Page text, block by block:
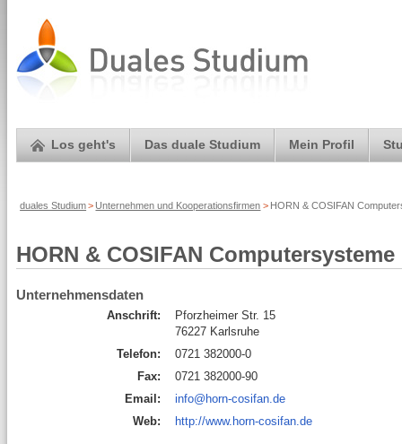
Los geht's Das duale Studium Mein Profil
duales Studium> Unternehmen und Kooperationsfirmen > HORN & COSIFAN
HORN & COSIFAN Computersysteme
Unternehmensdaten
Anschrift:
Pforzheimer Str. 15
76227 Karlsruhe
Telefon:
0721 382000-0
Fax:
0721 382000-90
Email:
info@horn-cosifan.de
Web:
http://www.horn-cosifan.de